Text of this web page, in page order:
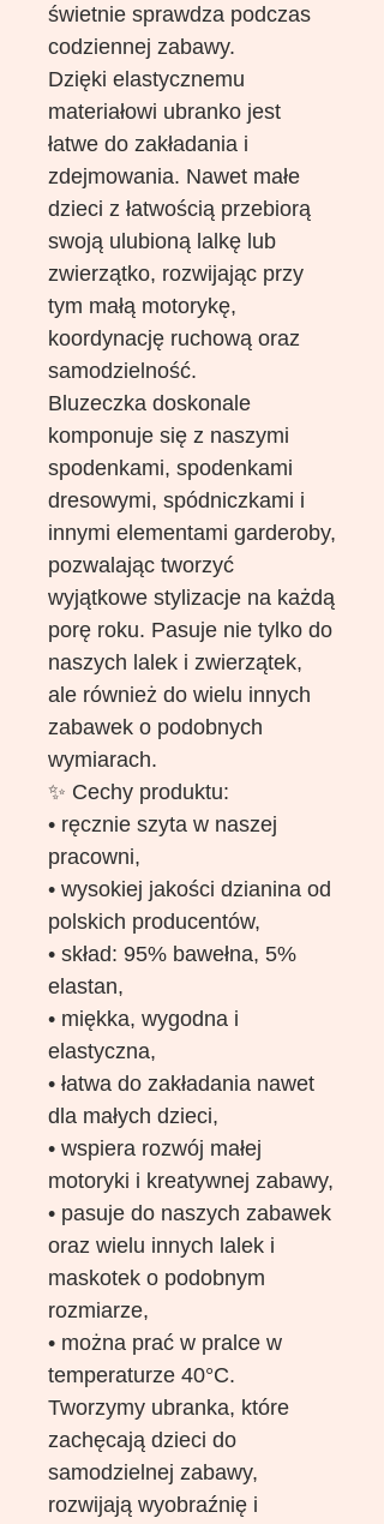
świetnie sprawdza podczas
codziennej zabawy.
Dzięki elastycznemu
materiałowi ubranko jest
łatwe do zakładania i
zdejmowania. Nawet małe
dzieci z łatwością przebiorą
swoją ulubioną lalkę lub
zwierzątko, rozwijając przy
tym małą motorykę,
koordynację ruchową oraz
samodzielność.
Bluzeczka doskonale
komponuje się z naszymi
spodenkami, spodenkami
dresowymi, spódniczkami i
innymi elementami garderoby,
pozwalając tworzyć
wyjątkowe stylizacje na każdą
porę roku. Pasuje nie tylko do
naszych lalek i zwierzątek,
ale również do wielu innych
zabawek o podobnych
wymiarach.
✨ Cechy produktu:
• ręcznie szyta w naszej
pracowni,
• wysokiej jakości dzianina od
polskich producentów,
• skład: 95% bawełna, 5%
elastan,
• miękka, wygodna i
elastyczna,
• łatwa do zakładania nawet
dla małych dzieci,
• wspiera rozwój małej
motoryki i kreatywnej zabawy,
• pasuje do naszych zabawek
oraz wielu innych lalek i
maskotek o podobnym
rozmiarze,
• można prać w pralce w
temperaturze 40°C.
Tworzymy ubranka, które
zachęcają dzieci do
samodzielnej zabawy,
rozwijają wyobraźnię i